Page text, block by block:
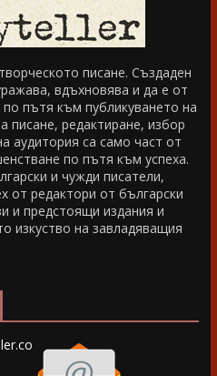
писане. Създаден
вдъхновява и да е от
пътя към публикуването на
писане, редактиране, избор
аудитория са само част от
по пътя към успеха.
и чужди писатели,
от редактори от български
и предстоящи издания и
изкуство на завладяващия